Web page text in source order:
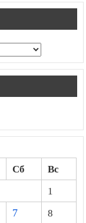
Сб
Вс
1
7
8